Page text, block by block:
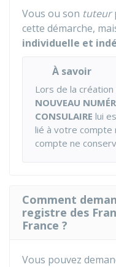
Vous ou son tuteur
cette démarche,
individuelle et
À savoir
Lors de la
NOUVEAU
CONSULAIRE lui
lié à votre compte
compte ne
Comment
registre des
France ?
Vous pouvez